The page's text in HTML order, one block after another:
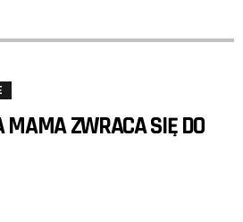
MAMA ZWRACA SIĘ DO